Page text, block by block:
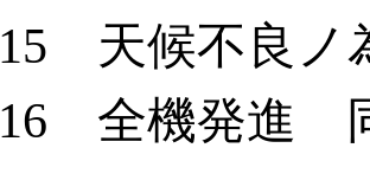
15 天候不良ノ
16 全機発進